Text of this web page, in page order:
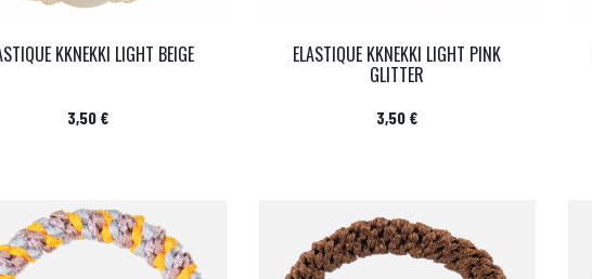
KKNEKKI LIGHT BEIGE
Prix
3,50 €
ELASTIQUE KKNEKKI LIGHT PINK
GLITTER
Prix
3,50 €